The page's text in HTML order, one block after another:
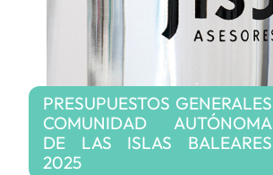
PRESUPUESTOS GENERALES
COMUNIDAD AUTÓNOMA
DE LAS ISLAS BALEARES
2025